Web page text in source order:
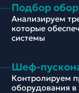
Подбор
Анализируем
которые
системы
Шеф-
Контролируем
оборудования